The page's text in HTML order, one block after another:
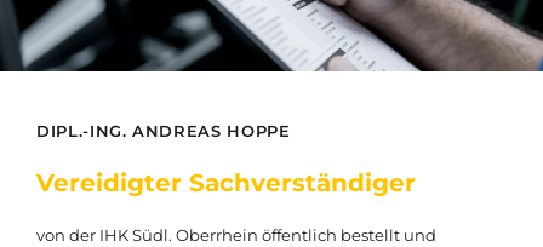
DIPL.-ING. ANDREAS HOPPE
Vereidigter Sachverständiger
von der IHK Südl. Oberrhein öffentlich bestellt und